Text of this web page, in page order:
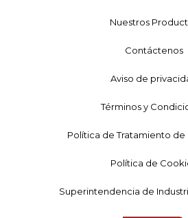
Nuestros
Contáctenos
Aviso de
Términos y
Política de Tratamiento de
Política de
Superintendencia de